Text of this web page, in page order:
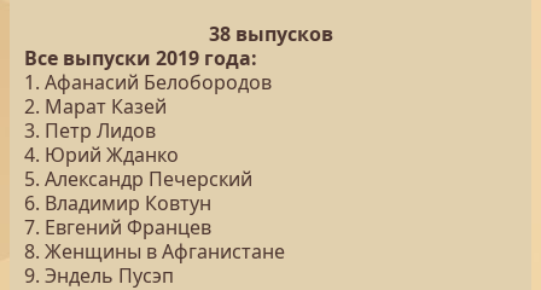
38 выпусков
Все выпуски 2019 года:
1. Афанасий Белобородов
2. Марат Казей
3. Петр Лидов
4. Юрий Жданко
5. Александр Печерский
6. Владимир Ковтун
7. Евгений Францев
8. Женщины в Афганистане
9. Эндель Пусэп